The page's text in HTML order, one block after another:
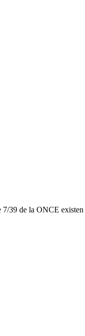
7/39 de la ONCE existen